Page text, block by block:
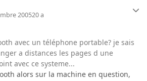
200520 a
avec un téléphone portable? je sais
a distances les pages d une
avec ce systeme...
alors sur la machine en question,